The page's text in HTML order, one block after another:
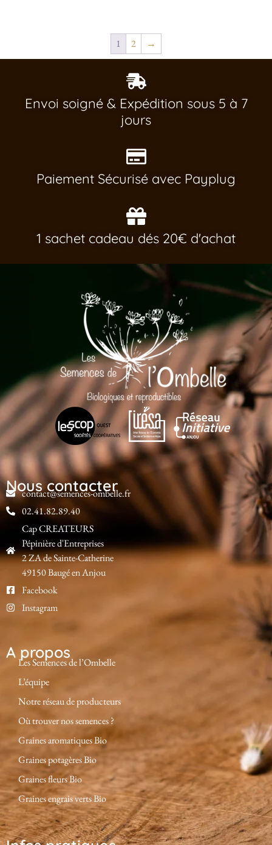
1 2 →
Envoi soigné & Expédition sous 5 à 7
jours
Paiement Sécurisé avec Payplug
1 sachet cadeau dés 20€ d'achat
Nous contacter
contact@semences-ombelle.fr
02.41.82.89.40
Cap CREATEURS
Pépinière d'Entreprises
2 ZA de Sainte-Catherine
49150 Baugé en Anjou
Facebook
Instagram
A propos
Les Semences de l’Ombelle
L’équipe
Notre réseau de producteurs
Où trouver nos semences ?
Graines aromatiques Bio
Graines potagères Bio
Graines fleurs Bio
Graines engrais verts Bio